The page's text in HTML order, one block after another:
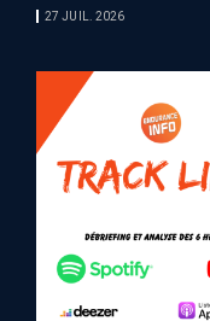
27 JUIL. 2026